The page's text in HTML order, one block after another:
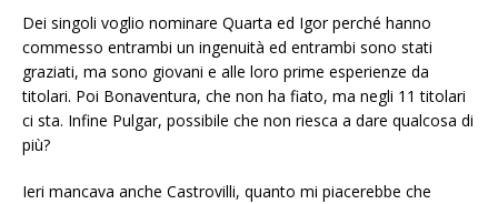
Dei singoli voglio nominare Quarta ed Igor perché hanno
commesso entrambi un ingenuità ed entrambi sono stati
graziati, ma sono giovani e alle loro prime esperienze da
titolari. Poi Bonaventura, che non ha fiato, ma negli 11 titolari
ci sta. Infine Pulgar, possibile che non riesca a dare qualcosa di
più?
Ieri mancava anche Castrovilli, quanto mi piacerebbe che